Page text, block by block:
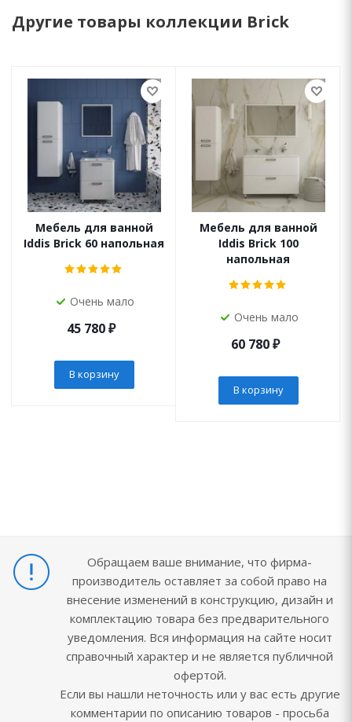
Другие товары коллекции Brick
Мебель для ванной
Iddis Brick 60 напольная
Очень мало
45 780₽
В корзину
Мебель для ванной
Iddis Brick 100
напольная
Очень мало
60 780₽
В корзину
Обращаем ваше внимание, что фирма-
производитель оставляет за собой право на
внесение изменений в конструкцию, дизайн и
комплектацию товара без предварительного
уведомления. Вся информация на сайте носит
справочный характер и не является публичной
офертой.
Если вы нашли неточность или у вас есть другие
комментарии по описанию товаров - просьба